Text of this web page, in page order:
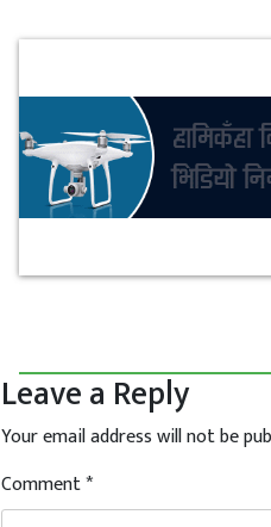
Leave a Reply
Your email address will not be
Comment*